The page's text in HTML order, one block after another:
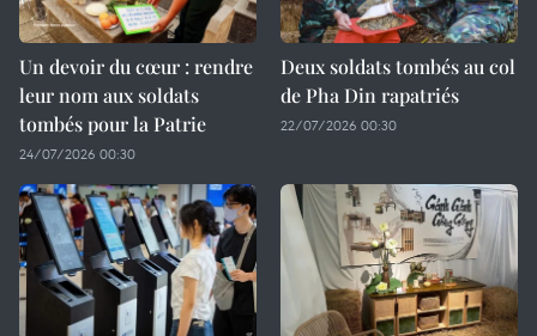
Un devoir du cœur : rendre
leur nom aux soldats
tombés pour la Patrie
24/07/2026 00:30
Deux soldats tombés au col
de Pha Din rapatriés
22/07/2026 00:30